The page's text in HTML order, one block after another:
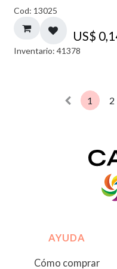
Cod: 13025
US$
Inventario: 41378
1 2
AYUDA
Cómo comprar